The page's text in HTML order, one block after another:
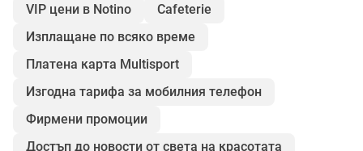
VIP цени в Notino
Cafeterie
Изплащане по всяко време
Платена карта Multisport
Изгодна тарифа за мобилния телефон
Фирмени промоции
Достъп до новости от света на красотата